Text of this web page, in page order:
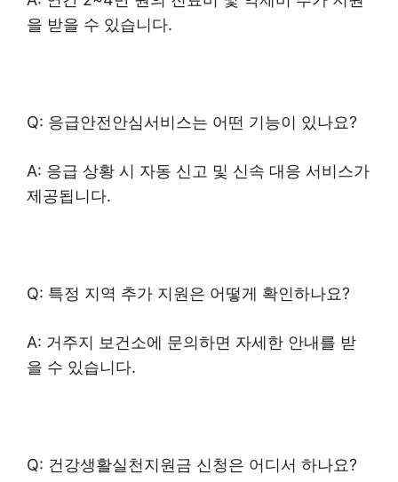
을 받을 수 있습니다.
Q: 응급안전안심서비스는 어떤 기능이 있나요?
A: 응급 상황 시 자동 신고 및 신속 대응 서비스가
제공됩니다.
Q: 특정 지역 추가 지원은 어떻게 확인하나요?
A: 거주지 보건소에 문의하면 자세한 안내를 받
을 수 있습니다.
Q: 건강생활실천지원금 신청은 어디서 하나요?